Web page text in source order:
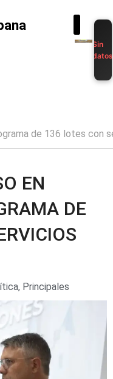
Sin
datos
de 136 lotes con
EN
DE
, Principales